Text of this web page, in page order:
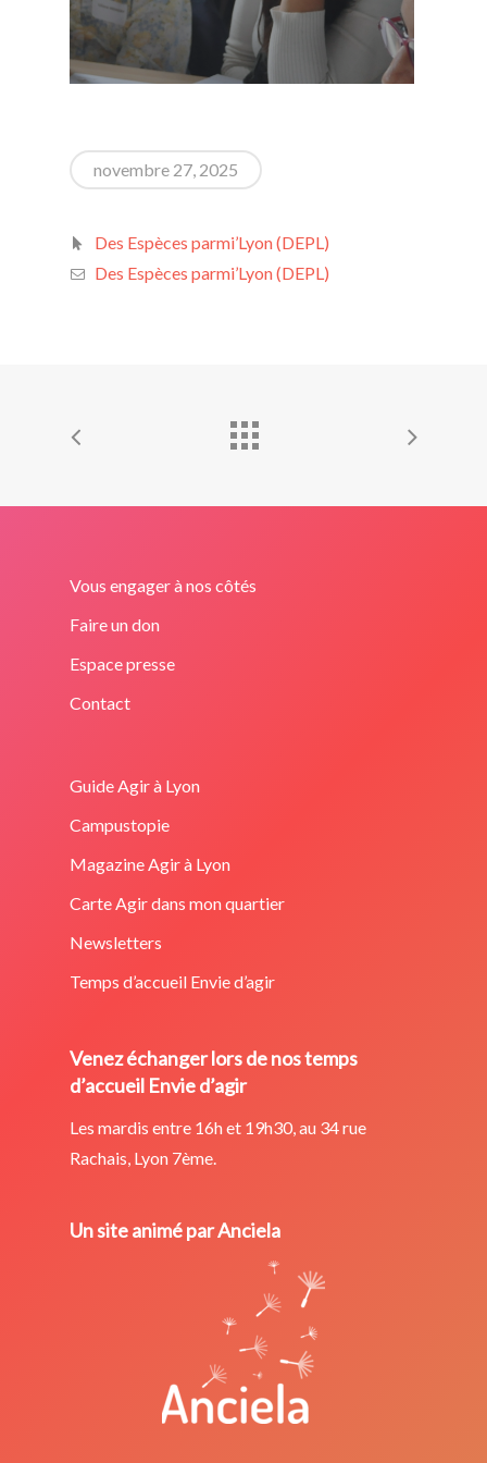
novembre 27, 2025
Des Espèces parmi’Lyon (DEPL)
Des Espèces parmi’Lyon (DEPL)
Vous engager à nos côtés
Faire un don
Espace presse
Contact
Guide Agir à Lyon
Campustopie
Magazine Agir à Lyon
Carte Agir dans mon quartier
Newsletters
Temps d’accueil Envie d’agir
Venez échanger lors de nos temps
d’accueil Envie d’agir
Les mardis entre 16h et 19h30, au 34 rue
Rachais, Lyon 7ème.
Un site animé par Anciela